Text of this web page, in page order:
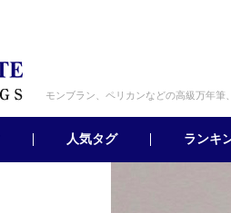
モンブラン、ペリカンなどの高級万年
人気タグ ランキ